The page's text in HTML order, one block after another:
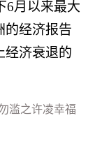
6月以来最大
的经济报告
经济衰退的
滥之许凌幸福